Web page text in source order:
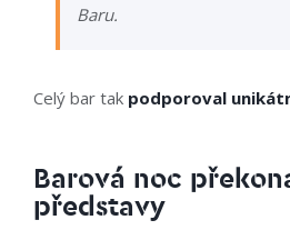
Baru.
Celý bar tak podporoval
Barová noc
představy